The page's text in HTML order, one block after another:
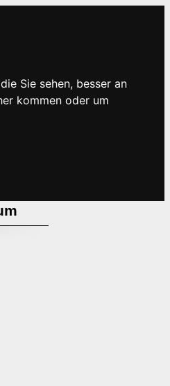
Sie sehen, besser an
kommen oder um